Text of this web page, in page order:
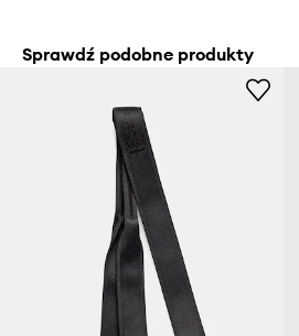
Sprawdź podobne produkty